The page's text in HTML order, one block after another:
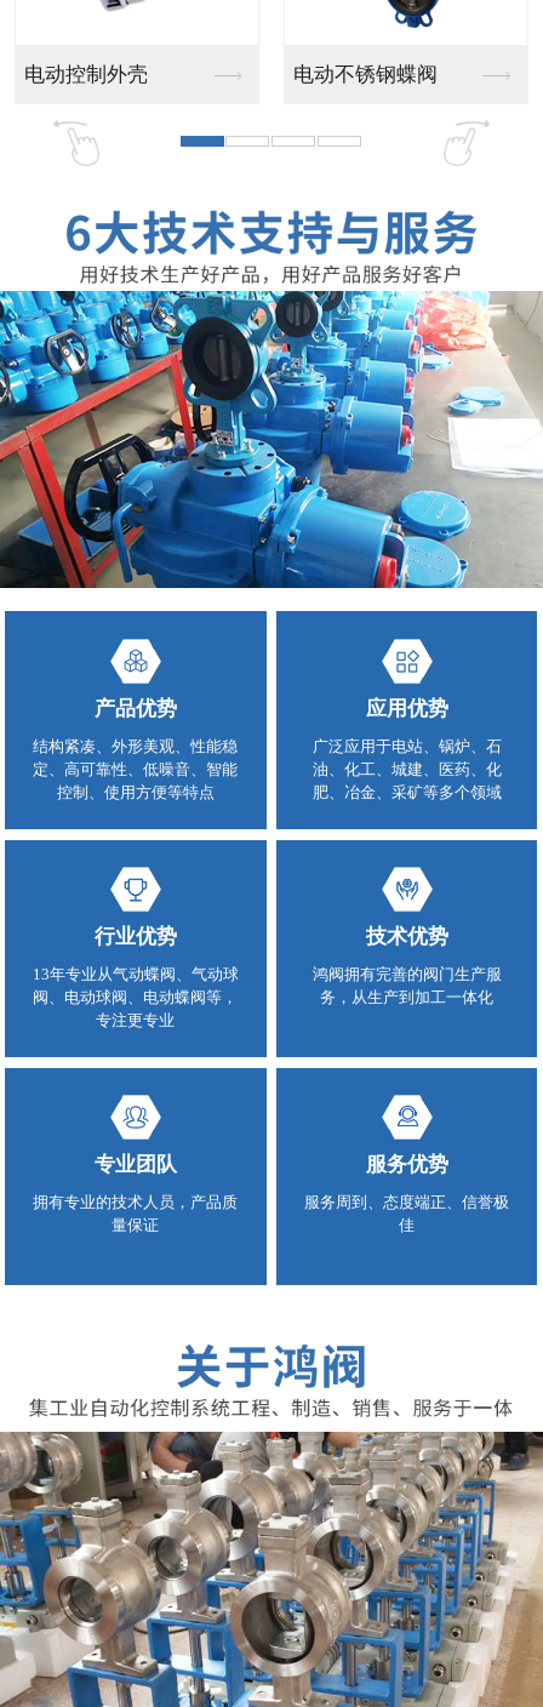
气动V型法兰调节球阀 气动PPH球阀
产品优势
结构紧凑、外形美观、性能稳
定、高可靠性、低噪音、智能
控制、使用方便等特点
应用优势
广泛应用于电站、锅炉、石
油、化工、城建、医药、化
肥、冶金、采矿等多个领域
行业优势
13年专业从气动蝶阀、气动球
阀、电动球阀、电动蝶阀等，
专注更专业
技术优势
鸿阀拥有完善的阀门生产服
务，从生产到加工一体化
专业团队
拥有专业的技术人员，产品质
量保证
服务优势
服务周到、态度端正、信誉极
佳